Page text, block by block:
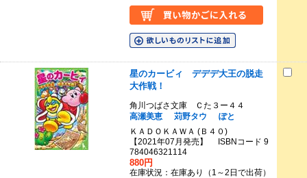
星のカービィ デデデ大王の脱走
大作戦！
角川つばさ文庫 Ｃた３ー４４
高瀬美恵
苅野タウ
ぽと
ＫＡＤＯＫＡＷＡ (Ｂ４０)
【2021年07月発売】 ISBNコード 9
784046321114
880円
在庫状況：在庫あり（1～2日で出荷）